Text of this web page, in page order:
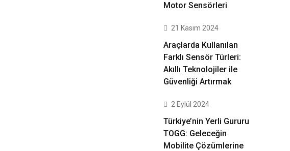
Motor Sensörleri
21 Kasım 2024
Araçlarda Kullanılan
Farklı Sensör Türleri:
Akıllı Teknolojiler ile
Güvenliği Artırmak
2 Eylül 2024
Türkiye’nin Yerli Gururu
TOGG: Geleceğin
Mobilite Çözümlerine